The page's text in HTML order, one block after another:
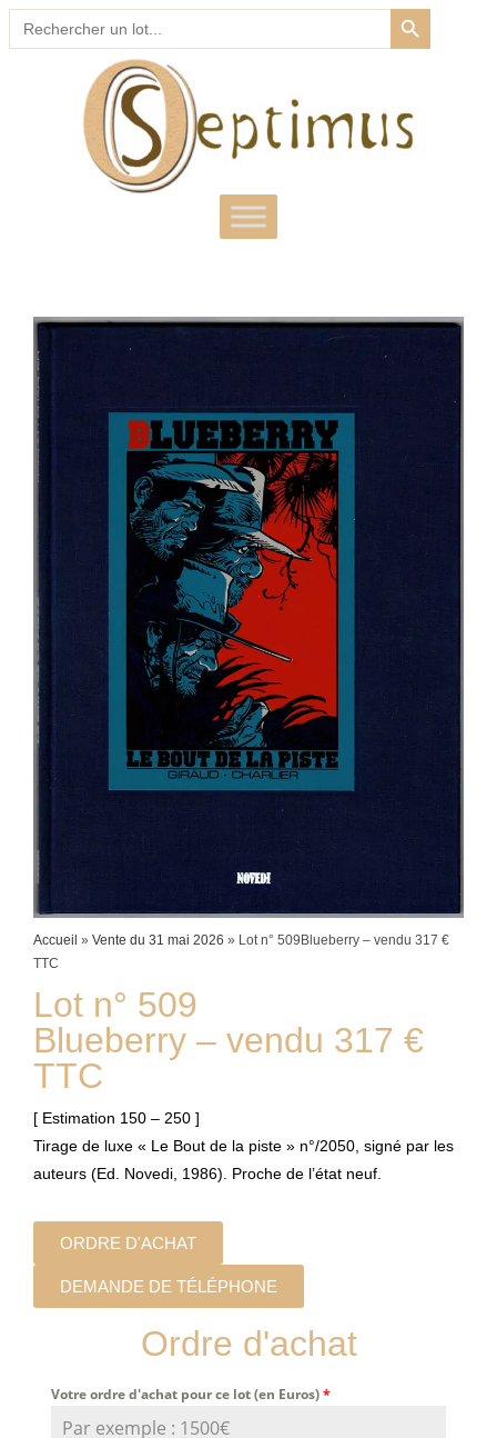
Search
for:
SEARCH BUTTON
Accueil » Vente du 31 mai 2026 » Lot n° 509Blueberry – vendu 317 €
TTC
Lot n° 509
Blueberry – vendu 317 €
TTC
[ Estimation 150 – 250 ]
Tirage de luxe « Le Bout de la piste » n°/2050, signé par les
auteurs (Ed. Novedi, 1986). Proche de l’état neuf.
ORDRE D'ACHAT
DEMANDE DE TÉLÉPHONE
Ordre d'achat
Votre ordre d'achat pour ce lot (en Euros)*